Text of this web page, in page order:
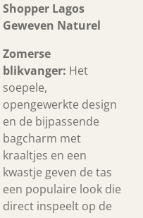
Shopper Lagos
Geweven Naturel
Zomerse
blikvanger: Het
soepele,
opengewerkte design
en de bijpassende
bagcharm met
kraaltjes en een
kwastje geven de tas
een populaire look die
direct inspeelt op de